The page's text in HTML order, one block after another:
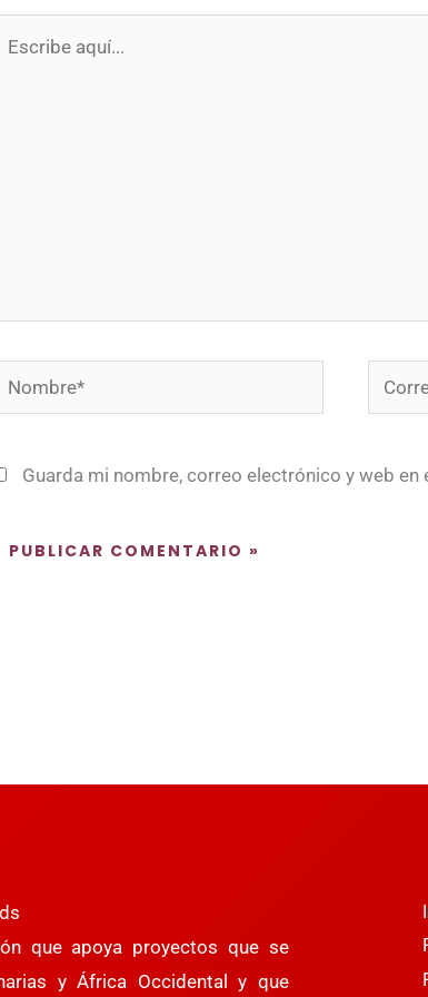
Nombre*
Correo
Guarda mi nombre, correo electrónico y web
que apoya proyectos que se
y África Occidental y que